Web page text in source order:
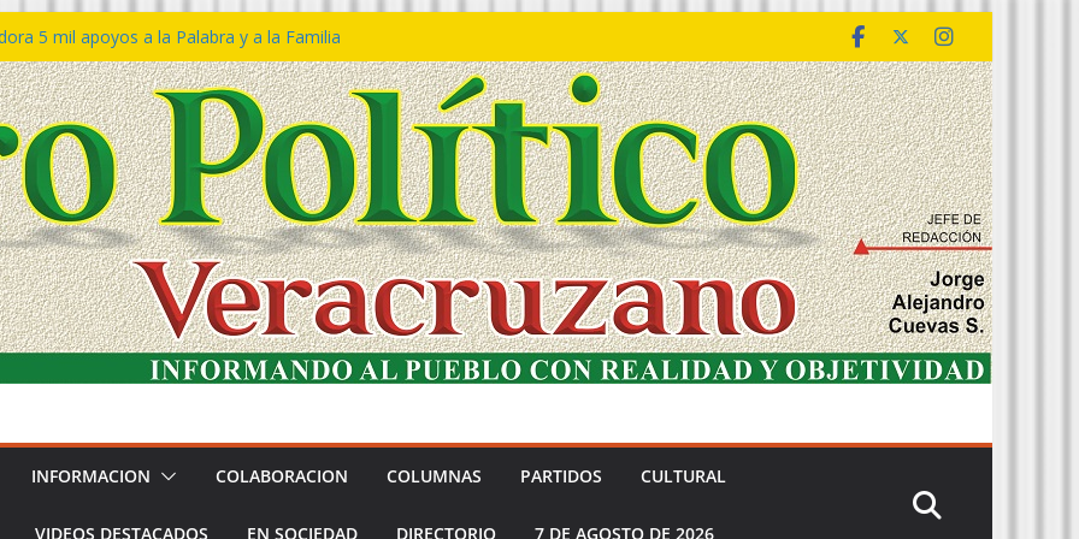
5 mil apoyos a la Palabra y a la Familia
Declaraciones de Procedencia en contra
𝙂𝙤𝙗𝙞𝙚𝙧𝙣𝙤 𝙙𝙚𝙡 𝙀𝙨𝙩𝙖𝙙𝙤 𝙖 𝙙𝙞𝙨𝙛𝙧𝙪𝙩𝙖𝙧
𝙙𝙚𝙡 𝙈𝙖𝙧 𝙚𝙣 𝘾𝙤𝙖𝙩𝙯𝙖𝙘𝙤𝙖𝙡𝙘𝙤𝙨
de policías con vocación de servicio y
SSP
Bravo rechaza acusaciones y asegura que
solicitud de desafuero
INFORMACION COLABORACION COLUMNAS PARTIDOS CULTURAL
VIDEOS DESTACADOS EN SOCIEDAD DIRECTORIO 7 DE AGOSTO DE 2026